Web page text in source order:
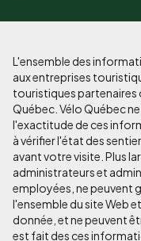
L'ensemble des
aux entreprises
touristiques partenaires
Québec. Vélo Québec
l'exactitude de ces
à vérifier l'état des
avant votre visite. Plus
administrateurs et
employées, ne peuvent
l'ensemble du site Web
donnée, et ne peuvent
est fait des ces